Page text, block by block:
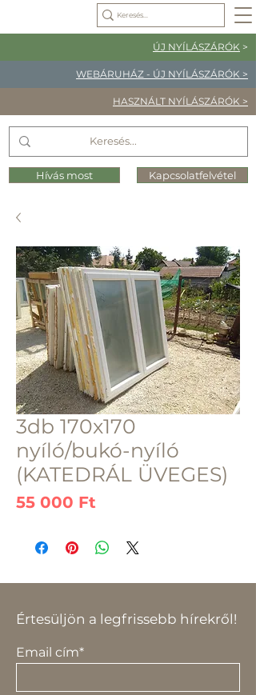
ÚJ NYÍLÁSZÁRÓK >
WEBÁRUHÁZ - ÚJ NYÍLÁSZÁRÓK >
HASZNÁLT NYÍLÁSZÁRÓK >
Hívás most Kapcsolatfelvétel
3db 170x170
nyíló/bukó-nyíló
(KATEDRÁL ÜVEGES)
55 000 Ft
Értesüljön a legfrissebb hírekről!
Email cím*